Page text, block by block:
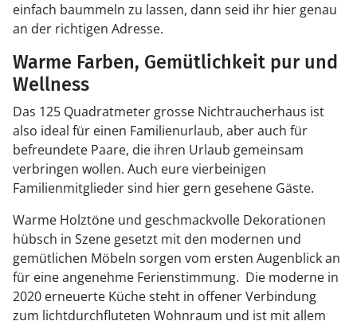
einfach baummeln zu lassen, dann seid ihr hier genau
an der richtigen Adresse.
Warme Farben, Gemütlichkeit pur und
Wellness
Das 125 Quadratmeter grosse Nichtraucherhaus ist
also ideal für einen Familienurlaub, aber auch für
befreundete Paare, die ihren Urlaub gemeinsam
verbringen wollen. Auch eure vierbeinigen
Familienmitglieder sind hier gern gesehene Gäste.
Warme Holztöne und geschmackvolle Dekorationen
hübsch in Szene gesetzt mit den modernen und
gemütlichen Möbeln sorgen vom ersten Augenblick an
für eine angenehme Ferienstimmung. Die moderne in
2020 erneuerte Küche steht in offener Verbindung
zum lichtdurchfluteten Wohnraum und ist mit allem